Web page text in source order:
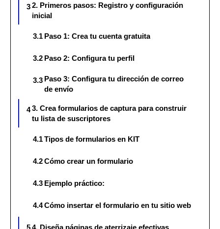
32. Primeros pasos: Registro y configuración
inicial
3.1 Paso 1: Crea tu cuenta gratuita
3.2 Paso 2: Configura tu perfil
3.3 Paso 3: Configura tu dirección de correo
de envío
43. Crea formularios de captura para construir
tu lista de suscriptores
4.1Tipos de formularios en KIT
4.2Cómo crear un formulario
4.3 Ejemplo práctico:
4.4Cómo insertar el formulario en tu sitio web
54. Diseña páginas de aterrizaje efectivas